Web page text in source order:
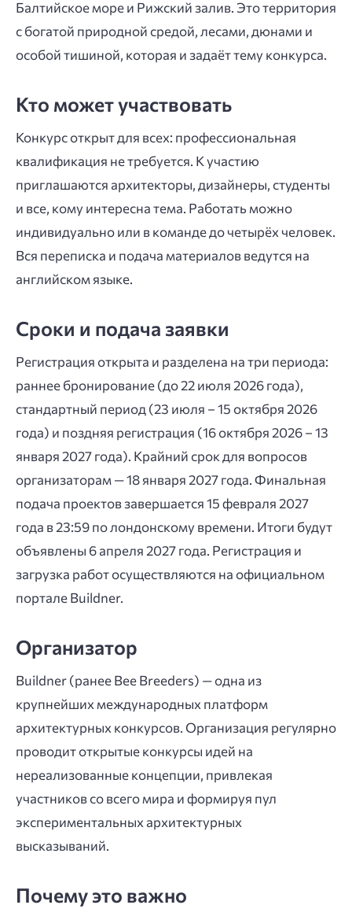
Балтийское море и Рижский залив. Это территория
с богатой природной средой, лесами, дюнами и
особой тишиной, которая и задаёт тему конкурса.
Кто может участвовать
Конкурс открыт для всех: профессиональная
квалификация не требуется. К участию
приглашаются архитекторы, дизайнеры, студенты
и все, кому интересна тема. Работать можно
индивидуально или в команде до четырёх человек.
Вся переписка и подача материалов ведутся на
английском языке.
Сроки и подача заявки
Регистрация открыта и разделена на три периода:
раннее бронирование (до 22 июля 2026 года),
стандартный период (23 июля – 15 октября 2026
года) и поздняя регистрация (16 октября 2026 – 13
января 2027 года). Крайний срок для вопросов
организаторам — 18 января 2027 года. Финальная
подача проектов завершается 15 февраля 2027
года в 23:59 по лондонскому времени. Итоги будут
объявлены 6 апреля 2027 года. Регистрация и
загрузка работ осуществляются на официальном
портале Buildner.
Организатор
Buildner (ранее Bee Breeders) — одна из
крупнейших международных платформ
архитектурных конкурсов. Организация регулярно
проводит открытые конкурсы идей на
нереализованные концепции, привлекая
участников со всего мира и формируя пул
экспериментальных архитектурных
высказываний.
Почему это важно